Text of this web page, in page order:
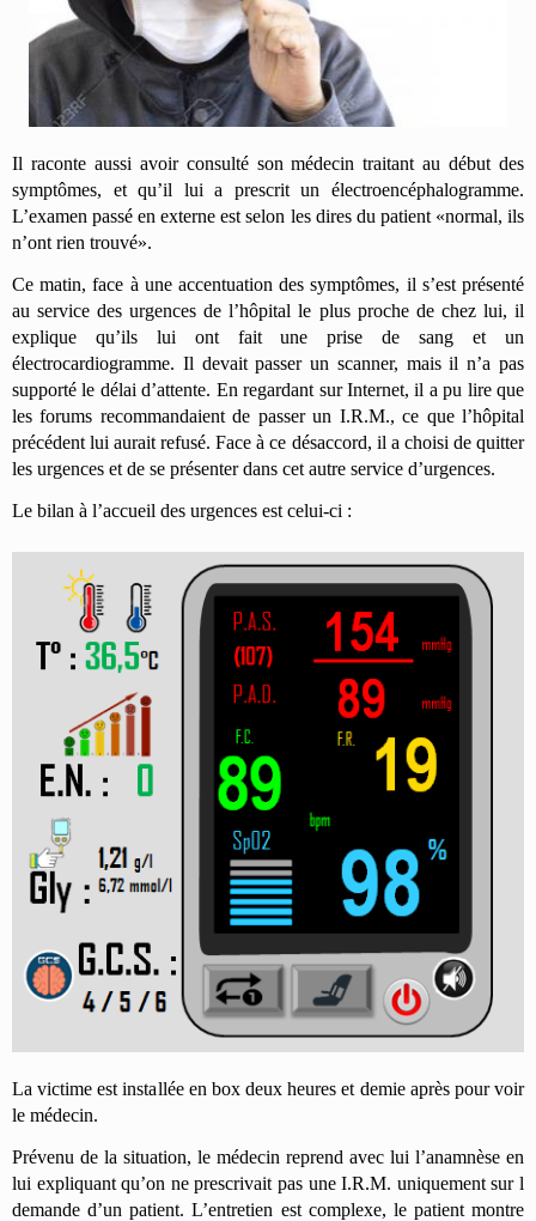
Il raconte aussi avoir consulté son médecin traitant au début des
symptômes, et qu’il lui a prescrit un électroencéphalogramme.
L’examen passé en externe est selon les dires du patient «normal, ils
n’ont rien trouvé».
Ce matin, face à une accentuation des symptômes, il s’est présenté
au service des urgences de l’hôpital le plus proche de chez lui, il
explique qu’ils lui ont fait une prise de sang et un
électrocardiogramme. Il devait passer un scanner, mais il n’a pas
supporté le délai d’attente. En regardant sur Internet, il a pu lire que
les forums recommandaient de passer un I.R.M., ce que l’hôpital
précédent lui aurait refusé. Face à ce désaccord, il a choisi de quitter
les urgences et de se présenter dans cet autre service d’urgences.
Le bilan à l’accueil des urgences est celui-ci :
La victime est installée en box deux heures et demie après pour voir
le médecin.
Prévenu de la situation, le médecin reprend avec lui l’anamnèse en
lui expliquant qu’on ne prescrivait pas une I.R.M. uniquement sur l
demande d’un patient. L’entretien est complexe, le patient montre